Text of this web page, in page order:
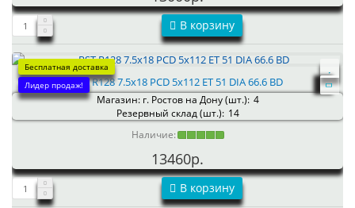
В корзину
Бесплатная доставка
Лидер продаж!RST R128 7.5x18 PCD 5x112 ET 51 DIA 66.6 BD
Магазин: г. Ростов на Дону (шт.): 4
Резервный склад (шт.): 14
Наличие:
13460р.
В корзину